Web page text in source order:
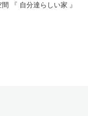
『 自分達らしい家 』